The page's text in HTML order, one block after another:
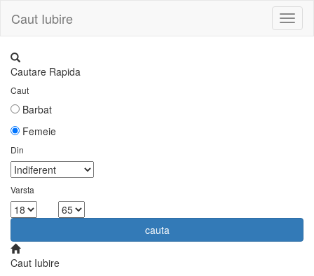
Caut Iubire
Cautare Rapida
Caut
Barbat
Femeie
Din
Varsta
cauta
Caut Iubire